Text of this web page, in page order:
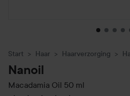
Start Haar Haarverzorging
Nanoil
Macadamia Oil 50 ml